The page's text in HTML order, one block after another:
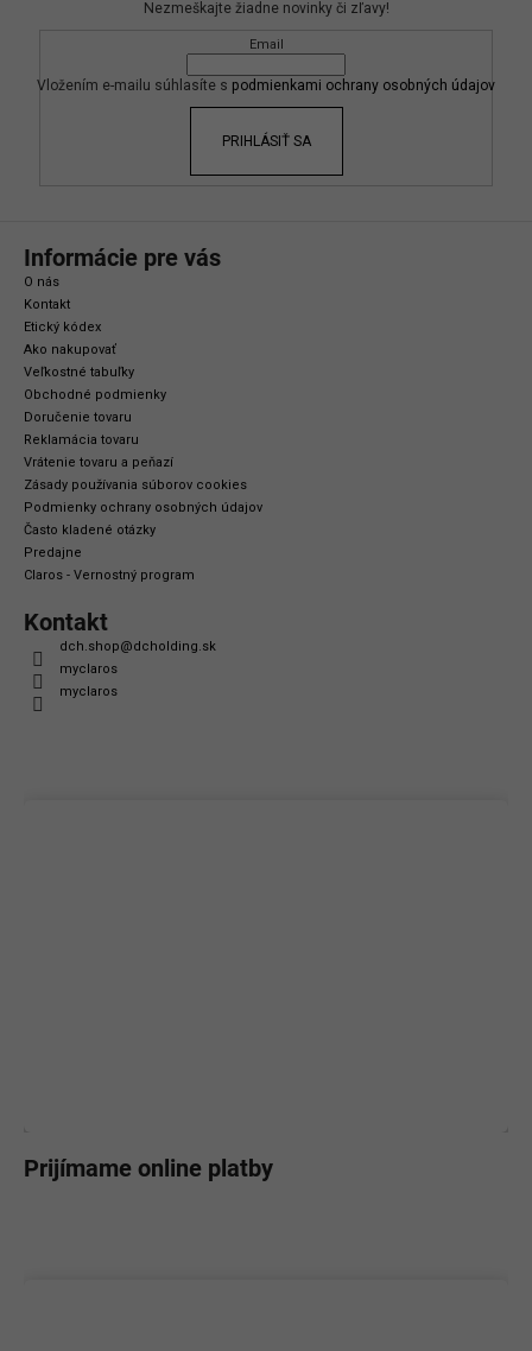
Nezmeškajte žiadne novinky či zľavy!
Email
Vložením e-mailu súhlasíte s podmienkami ochrany osobných údajov
PRIHLÁSIŤ SA
Informácie pre vás
O nás
Kontakt
Etický kódex
Ako nakupovať
Veľkostné tabuľky
Obchodné podmienky
Doručenie tovaru
Reklamácia tovaru
Vrátenie tovaru a peňazí
Zásady používania súborov cookies
Podmienky ochrany osobných údajov
Často kladené otázky
Predajne
Claros - Vernostný program
Kontakt
dch.shop@dcholding.sk
myclaros
myclaros
Prijímame online platby